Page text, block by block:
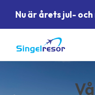
Nu är årets jul-